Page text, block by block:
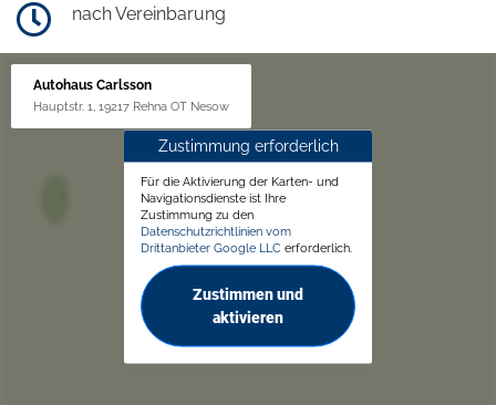
nach Vereinbarung
Autohaus Carlsson
Hauptstr. 1, 19217 Rehna OT Nesow
Zustimmung erforderlich
Für die Aktivierung der Karten- und
Navigationsdienste ist Ihre
Zustimmung zu den
Datenschutzrichtlinien vom
Drittanbieter Google LLC erforderlich.
Zustimmen und
aktivieren